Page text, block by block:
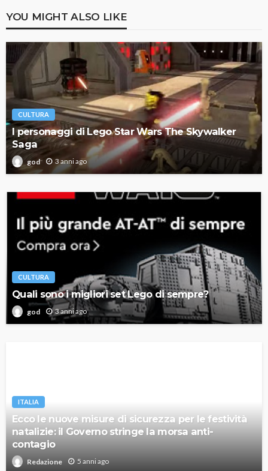
YOU MIGHT ALSO LIKE
CULTURA
I personaggi di Lego Star Wars The Skywalker
Saga
god 3 anni ago
CULTURA
Quali sono i migliori set Lego di sempre?
god 3 anni ago
ITALIA
Ecco le nuove misure di sicurezza per le festività
natalizie: il Governo stringe la morsa anti-
contagio
Redazione 5 anni ago